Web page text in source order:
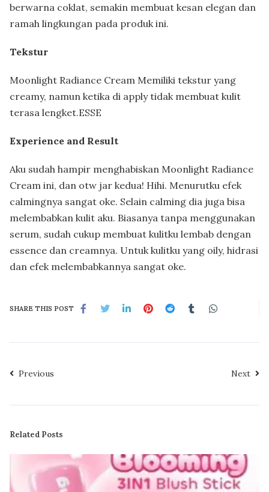
berwarna coklat, semakin membuat kesan elegan dan
ramah lingkungan pada produk ini.
Tekstur
Moonlight Radiance Cream Memiliki tekstur yang
creamy, namun ketika di apply tidak membuat kulit
terasa lengket.ESSE
Experience and Result
Aku sudah hampir menghabiskan Moonlight Radiance
Cream ini, dan otw jar kedua! Hihi. Menurutku efek
calmingnya sangat oke. Selain calming dia juga bisa
melembabkan kulit aku. Biasanya tanpa menggunakan
serum, sudah cukup membuat kulitku lembab dengan
essence dan creamnya. Untuk kulitku yang oily, hidrasi
dan efek melembabkannya sangat oke.
SHARE THIS POST
Previous Next
Related Posts